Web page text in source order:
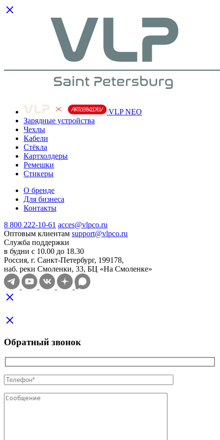
VLP NEO
Зарядные устройства
Чехлы
Кабели
Cтёкла
Картхолдеры
Ремешки
Стикеры
О бренде
Для бизнеса
Контакты
8 800 222-10-61 acces@vlpco.ru
Оптовым клиентам support@vlpco.ru
Служба поддержки
в будни с 10.00 до 18.30
Россия, г. Санкт-Петербург, 199178,
наб. реки Смоленки, 33, БЦ «На Смоленке»
Обратный звонок